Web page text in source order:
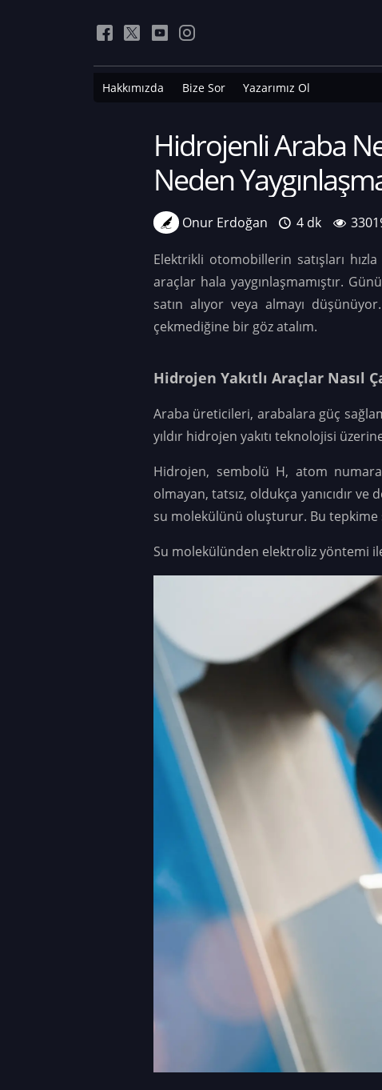
Hakkımızda Bize Sor Yazarımız Ol
Hidrojenli Araba
Neden
Onur Erdoğan 4 dk
Elektrikli otomobillerin satışları
araçlar hala yaygınlaşmamıştır.
satın alıyor veya almayı
çekmediğine bir göz atalım.
Hidrojen Yakıtlı Araçlar Nasıl
Araba üreticileri, arabalara güç
yıldır hidrojen yakıtı teknolojisi
Hidrojen, sembolü H, atom
olmayan, tatsız, oldukça yanıcıdır
su molekülünü oluşturur. Bu tepkime
Su molekülünden elektroliz yöntemi